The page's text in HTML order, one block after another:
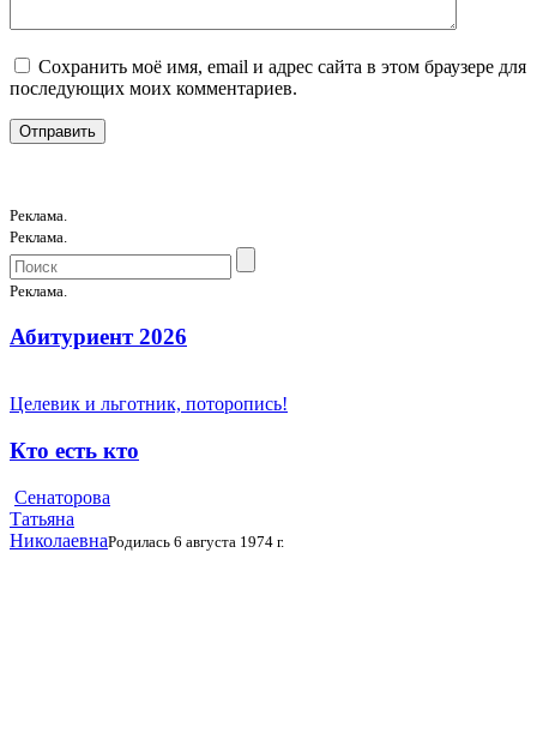
Сохранить моё имя, email и адрес сайта в этом браузере для
последующих моих комментариев.
Реклама.
Реклама.
Реклама.
Абитуриент 2026
Целевик и льготник, поторопись!
Кто есть кто
Сенаторова
Татьяна
НиколаевнаРодилась 6 августа 1974 г.